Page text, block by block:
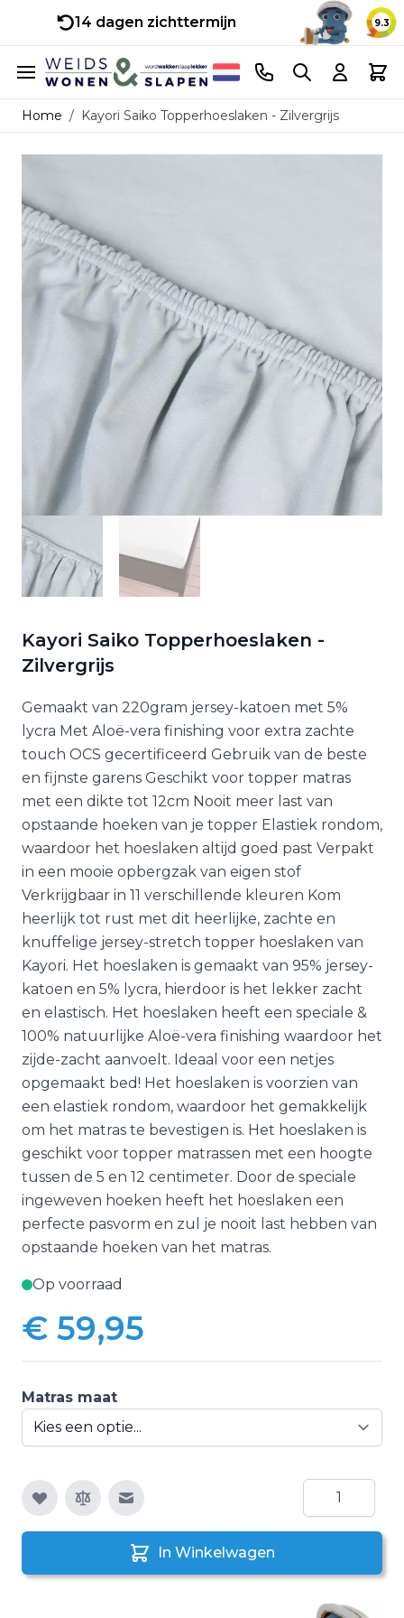
14 dagen zichttermijn 9.3
Ga naar de inhoud
Telefoonnummer
Search Cart
Home / Kayori Saiko Topperhoeslaken - Zilvergrijs
Kayori Saiko Topperhoeslaken -
Zilvergrijs
Gemaakt van 220gram jersey-katoen met 5%
lycra Met Aloë-vera finishing voor extra zachte
touch OCS gecertificeerd Gebruik van de beste
en fijnste garens Geschikt voor topper matras
met een dikte tot 12cm Nooit meer last van
opstaande hoeken van je topper Elastiek rondom,
waardoor het hoeslaken altijd goed past Verpakt
in een mooie opbergzak van eigen stof
Verkrijgbaar in 11 verschillende kleuren Kom
heerlijk tot rust met dit heerlijke, zachte en
knuffelige jersey-stretch topper hoeslaken van
Kayori. Het hoeslaken is gemaakt van 95% jersey-
katoen en 5% lycra, hierdoor is het lekker zacht
en elastisch. Het hoeslaken heeft een speciale &
100% natuurlijke Aloë-vera finishing waardoor het
zijde-zacht aanvoelt. Ideaal voor een netjes
opgemaakt bed! Het hoeslaken is voorzien van
een elastiek rondom, waardoor het gemakkelijk
om het matras te bevestigen is. Het hoeslaken is
geschikt voor topper matrassen met een hoogte
tussen de 5 en 12 centimeter. Door de speciale
ingeweven hoeken heeft het hoeslaken een
perfecte pasvorm en zul je nooit last hebben van
opstaande hoeken van het matras.
Op voorraad
Vanaf:
€ 59,95
Matras maat
E-mail naar een vriend
Aantal
In Winkelwagen